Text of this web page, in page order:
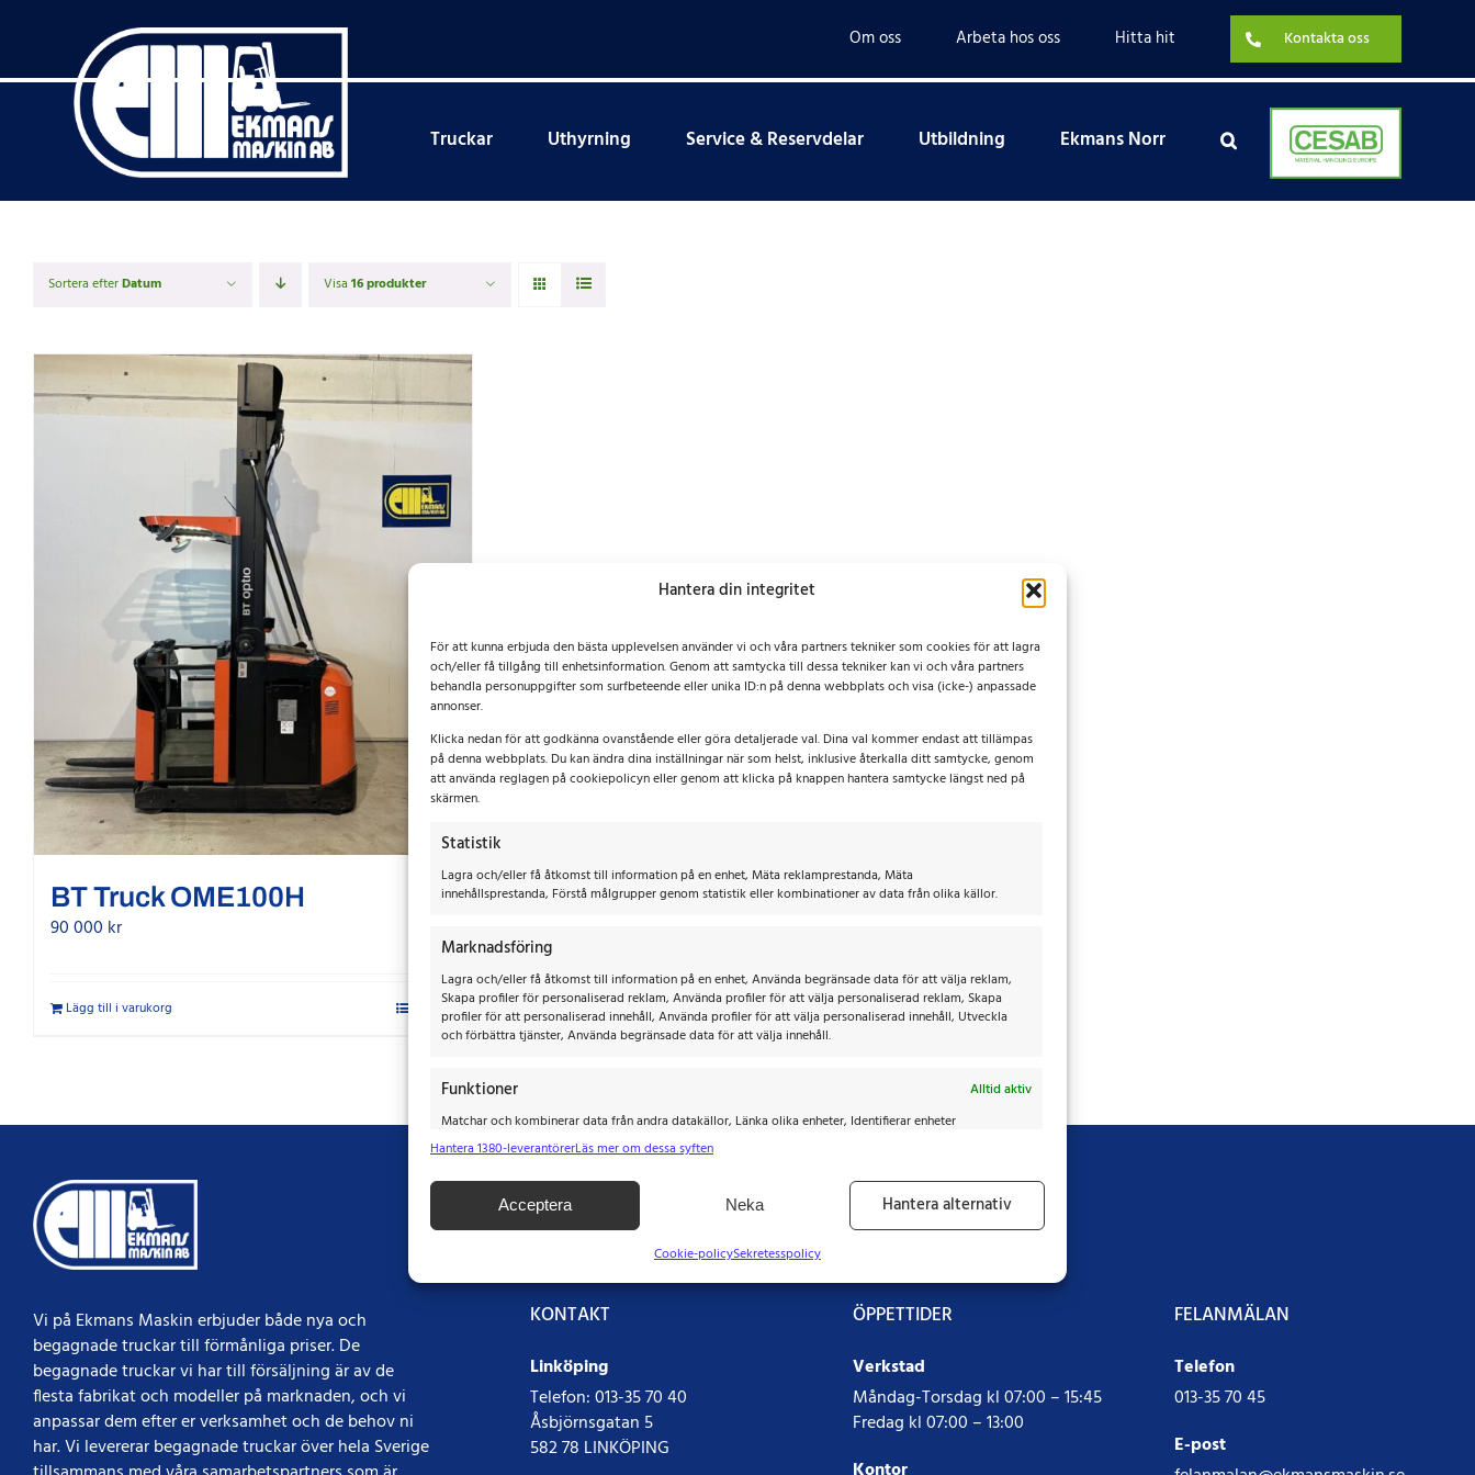
Hantera din integritet
För att kunna erbjuda den bästa upplevelsen använder vi och våra partners tekniker som cookies för att lagra
och/eller få tillgång till enhetsinformation. Genom att samtycka till dessa tekniker kan vi och våra partners
behandla personuppgifter som surfbeteende eller unika ID:n på denna webbplats och visa (icke-) anpassade
annonser.
Klicka nedan för att godkänna ovanstående eller göra detaljerade val. Dina val kommer endast att tillämpas
på denna webbplats. Du kan ändra dina inställningar när som helst, inklusive återkalla ditt samtycke, genom
att använda reglagen på cookiepolicyn eller genom att klicka på knappen hantera samtycke längst ned på
skärmen.
Statistik
Lagra och/eller få åtkomst till information på en enhet, Mäta reklamprestanda, Mäta
innehållsprestanda, Förstå målgrupper genom statistik eller kombinationer av data från olika källor.
Marknadsföring
Lagra och/eller få åtkomst till information på en enhet, Använda begränsade data för att välja reklam,
Skapa profiler för personaliserad reklam, Använda profiler för att välja personaliserad reklam, Skapa
profiler för att personaliserad innehåll, Använda profiler för att välja personaliserad innehåll, Utveckla
och förbättra tjänster, Använda begränsade data för att välja innehåll.
Funktioner
Alltid aktiv
Matchar och kombinerar data från andra datakällor, Länka olika enheter, Identifierar enheter
baserat på information som överförs automatiskt.
Säkerställa säkerhet, förhindra och upptäcka bedrägerier samt åtgärda
fel, Leverera och visa reklam och innehåll, Spara och meddela dina
Alltid aktiv
Hantera 1380-leverantörerLäs mer om dessa syften
Acceptera Neka Hantera alternativ
Cookie-policySekretesspolicy
Om oss Arbeta hos oss Hitta hit Kontakta oss
Truckar Uthyrning Service & Reservdelar Utbildning Ekmans Norr
Sortera efterDatum Visa 16 produkter
BT Truck OME100H
90 000 kr
Lägg till i varukorg Detaljer
Vi på Ekmans Maskin erbjuder både nya och
begagnade truckar till förmånliga priser.​​ De
begagnade truckar vi har till försäljning är av de
flesta fabrikat och modeller på marknaden, och vi
anpassar dem efter er verksamhet och de behov ni
har. Vi levererar begagnade truckar över hela Sverige
KONTAKT
Linköping
Telefon:013-35 70 40
Åsbjörnsgatan 5
582 78 LINKÖPING
ÖPPETTIDER
Verkstad
Måndag-Torsdag kl 07:00 – 15:45
Fredag kl 07:00 – 13:00
FELANMÄLAN
Telefon
013-35 70 45
E-post